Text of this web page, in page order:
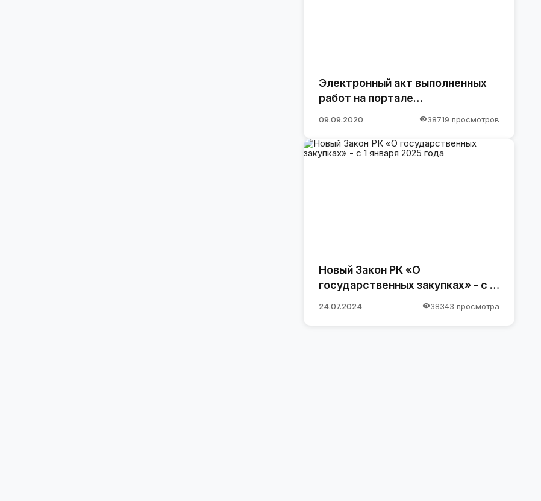
Электронный акт выполненных
работ на портале
09.09.2020 38719 просмотров
Новый Закон РК «О
государственных закупках» - с 1
24.07.2024 38343 просмотра